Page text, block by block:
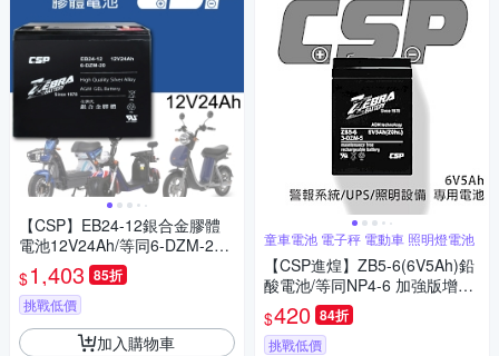
【CSP】EB24-12銀合金膠體
電池12V24Ah/等同6-DZM-20.
電動車電池.REC22-12
$1,403 85折
挑戰低價
加入購物車
童車電池 電子秤 電動車 照明燈電池
【CSP進煌】ZB5-6(6V5Ah)鉛
酸電池/等同NP4-6 加強版增量
25%
$420 84折
挑戰低價